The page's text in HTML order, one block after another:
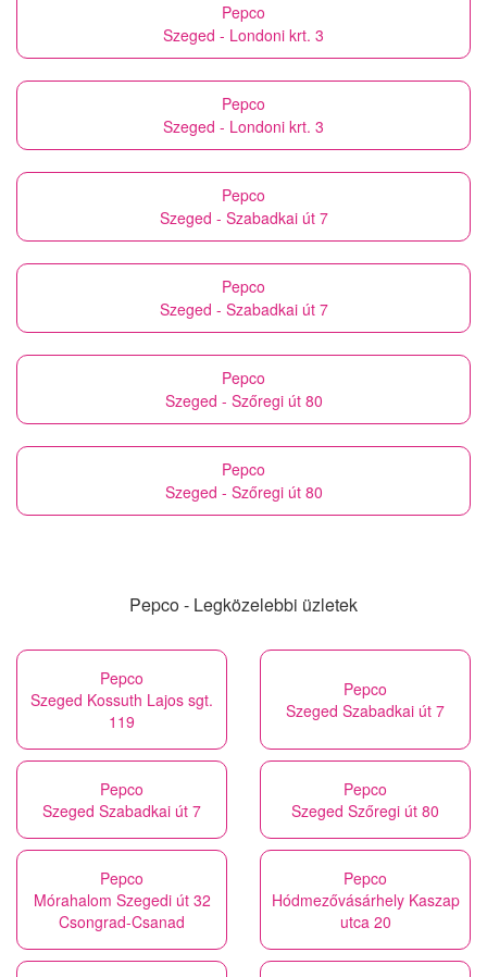
Pepco
Szeged - Londoni krt. 3
Pepco
Szeged - Londoni krt. 3
Pepco
Szeged - Szabadkai út 7
Pepco
Szeged - Szabadkai út 7
Pepco
Szeged - Szőregi út 80
Pepco
Szeged - Szőregi út 80
Pepco - Legközelebbi üzletek
Pepco
Szeged Kossuth Lajos sgt.
119
Pepco
Szeged Szabadkai út 7
Pepco
Szeged Szabadkai út 7
Pepco
Szeged Szőregi út 80
Pepco
Mórahalom Szegedi út 32
Csongrad-Csanad
Pepco
Hódmezővásárhely Kaszap
utca 20